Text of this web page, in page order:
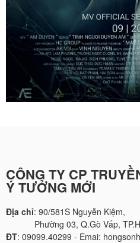
CÔNG TY CP
Ý TƯỞNG MỚI
Địa chỉ: 90/581S Nguyễn Kiệm,
Phường 03, Q.Gò Vấp,
ĐT: 09099.40299 - Emai: